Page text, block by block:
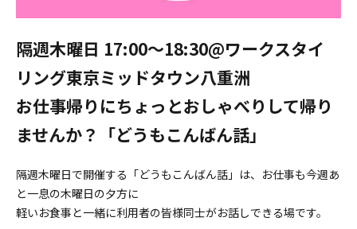
隔週木曜日 17:00〜18:30@ワークスタイ
リング東京ミッドタウン八重洲
お仕事帰りにちょっとおしゃべりして帰り
ませんか？「どうもこんばん話」
隔週木曜日で開催する「どうもこんばん話」は、お仕事も今週あ
と一息の木曜日の夕方に
軽いお食事と一緒に利用者の皆様同士がお話しできる場です。